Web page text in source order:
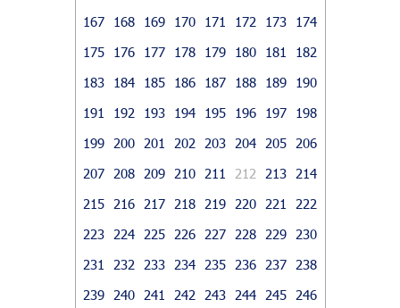
167
168 169 170 171 172 173
174
175
176 177 178 179 180 181
182
183
184 185 186 187 188 189
190
191
192 193 194 195 196 197
198
199
200 201 202 203 204 205
206
207
208 209 210 211 212 213
214
215
216 217 218 219 220 221
222
223
224 225 226 227 228 229
230
231
232 233 234 235 236 237
238
239
240 241 242 243 244 245
246